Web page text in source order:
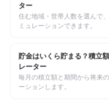
ター
住む地域・世帯人数を選んで
ミュレーションできます。
貯金はいくら貯まる？積立
レーター
毎月の積立額と期間から将来
ーションします。